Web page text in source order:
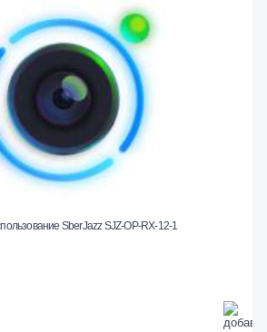
SberJazz SJZ-OP-RX-12-1